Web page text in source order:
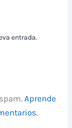
entrada.
Aprende